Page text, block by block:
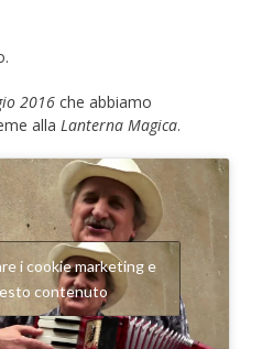
2016 che abbiamo
alla Lanterna Magica.
i cookie marketing e
contenuto